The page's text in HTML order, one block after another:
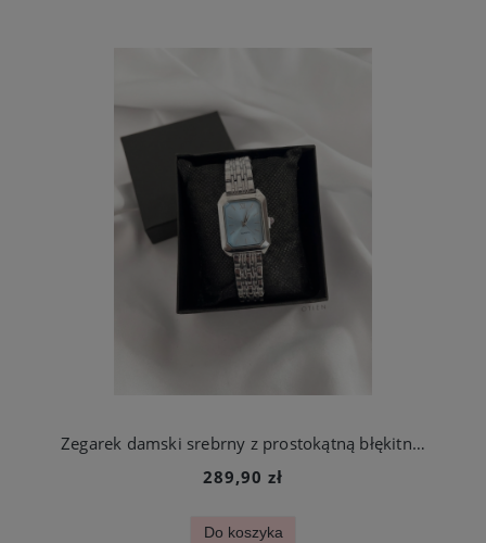
Zegarek damski srebrny z prostokątną błękitną kopertą stal chirurgiczna
289,90 zł
Do koszyka